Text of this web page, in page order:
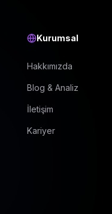
Kurumsal
Hakkımızda
Blog & Analiz
İletişim
Kariyer